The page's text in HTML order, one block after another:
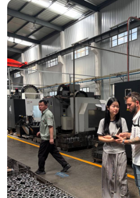
ИНДИВИДУАЛЬНЫЕ УСЛУГИ
Выгодные условия
Сертификация грузов
Консолидация грузов
Сопровождение грузов
Таможенное оформление
Страхование груза
Временное хранение
Организация производства
Проверка качества товара
Оплата и переговоры
с поставщиком
Инспекция поставщика
Товары для маркетплейсов
Получить консультацию